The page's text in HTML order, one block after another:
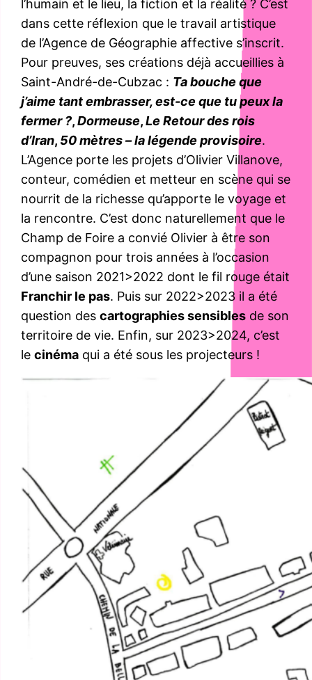
l’humain et le lieu, la fiction et la réalité ? C’est
dans cette réflexion que le travail artistique
de l’Agence de Géographie affective s’inscrit.
Pour preuves, ses créations déjà accueillies à
Saint-André-de-Cubzac : Ta bouche que
j’aime tant embrasser, est-ce que tu peux la
fermer ?,Dormeuse,Le Retour des rois
d’Iran, 50 mètres – la légende provisoire.
L’Agence porte les projets d’Olivier Villanove,
conteur, comédien et metteur en scène qui se
nourrit de la richesse qu’apporte le voyage et
la rencontre. C’est donc naturellement que le
Champ de Foire a convié Olivier à être son
compagnon pour trois années à l’occasion
d’une saison 2021>2022 dont le fil rouge était
Franchir le pas. Puis sur 2022>2023 il a été
question descartographies sensibles de son
territoire de vie. Enfin, sur 2023>2024, c’est
lecinéma qui a été sous les projecteurs !